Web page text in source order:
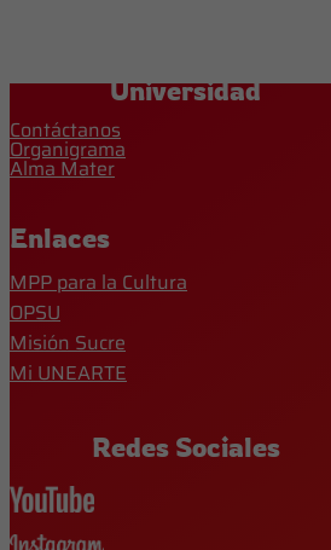
Universidad
Contáctanos
Organigrama
Alma Mater
Enlaces
MPP para la Cultura
OPSU
Misión Sucre
Mi UNEARTE
Redes Sociales